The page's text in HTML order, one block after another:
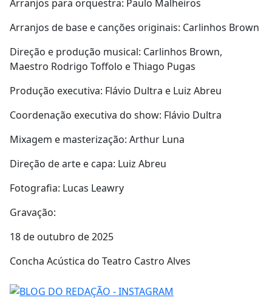
Arranjos para orquestra: Paulo Malheiros
Arranjos de base e canções originais: Carlinhos Brown
Direção e produção musical: Carlinhos Brown,
Maestro Rodrigo Toffolo e Thiago Pugas
Produção executiva: Flávio Dultra e Luiz Abreu
Coordenação executiva do show: Flávio Dultra
Mixagem e masterização: Arthur Luna
Direção de arte e capa: Luiz Abreu
Fotografia: Lucas Leawry
Gravação:
18 de outubro de 2025
Concha Acústica do Teatro Castro Alves